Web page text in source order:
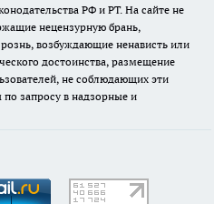
РФ и РТ. На сайте не
нецензурную брань,
возбуждающие ненависть или
достоинства, размещение
не соблюдающих эти
по запросу в надзорные и